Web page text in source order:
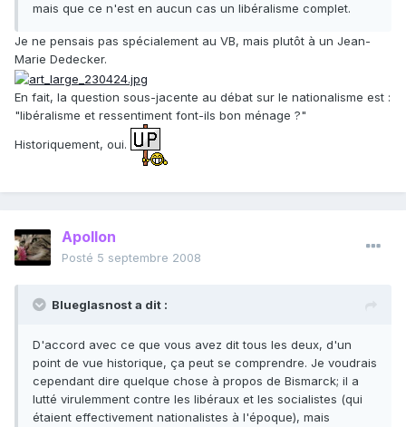
mais que ce n'est en aucun cas un libéralisme complet.
Je ne pensais pas spécialement au VB, mais plutôt à un Jean-
Marie Dedecker.
En fait, la question sous-jacente au débat sur le nationalisme est :
"libéralisme et ressentiment font-ils bon ménage ?"
Historiquement, oui.
Apollon
Posté 5 septembre 2008
Blueglasnost a dit :
D'accord avec ce que vous avez dit tous les deux, d'un
point de vue historique, ça peut se comprendre. Je voudrais
cependant dire quelque chose à propos de Bismarck; il a
lutté virulemment contre les libéraux et les socialistes (qui
étaient effectivement nationalistes à l'époque), mais